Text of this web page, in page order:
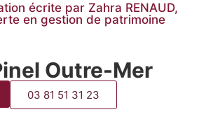
écrite par Zahra RENAUD,
en gestion de patrimoine
Outre-Mer
03 81 51 31 23